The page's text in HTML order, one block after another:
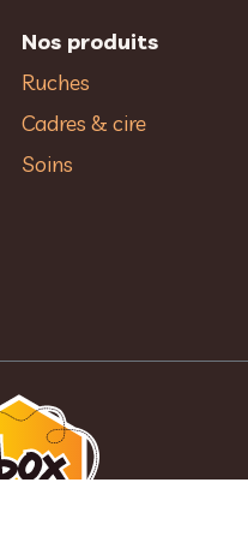
Nos produits
Ruches
Cadres & cire
Soins